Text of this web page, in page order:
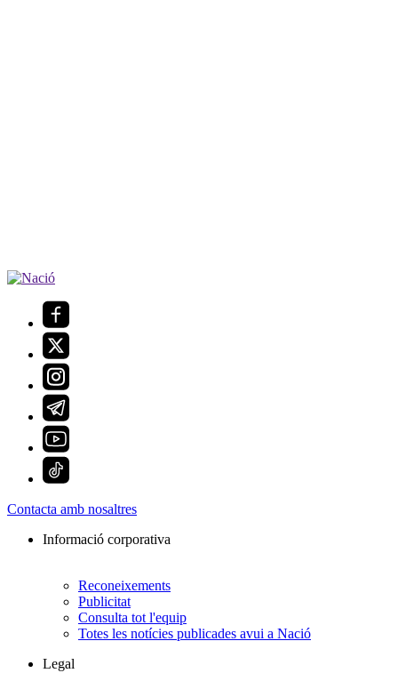
Contacta amb nosaltres
Informació corporativa
Reconeixements
Publicitat
Consulta tot l'equip
Totes les notícies publicades avui a Nació
Legal